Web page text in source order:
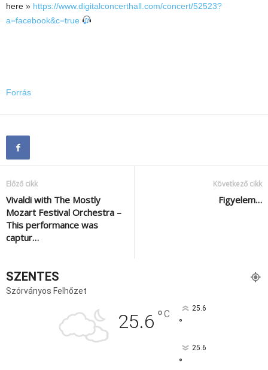
here » https://www.digitalconcerthall.com/concert/52523?
a=facebook&c=true
Forrás
Előző cikk
Vivaldi with The Mostly
Mozart Festival Orchestra –
This performance was
captur…
Következő cikk
Figyelem…
SZENTES
Szórványos Felhőzet
25.6 °C 25.6
°
25.6
°